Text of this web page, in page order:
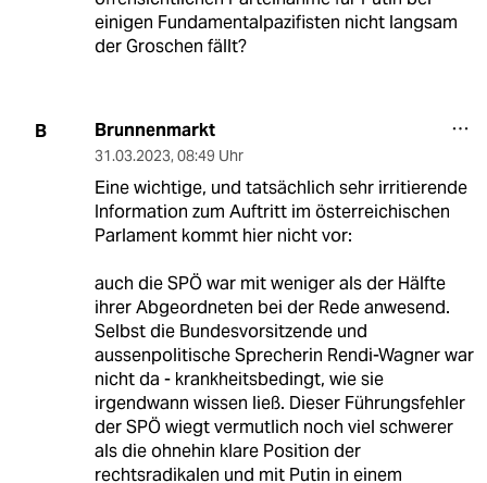
einigen Fundamentalpazifisten nicht langsam
der Groschen fällt?
B Brunnenmarkt
31.03.2023, 08:49 Uhr
Eine wichtige, und tatsächlich sehr irritierende
Information zum Auftritt im österreichischen
Parlament kommt hier nicht vor:
auch die SPÖ war mit weniger als der Hälfte
ihrer Abgeordneten bei der Rede anwesend.
Selbst die Bundesvorsitzende und
aussenpolitische Sprecherin Rendi-Wagner war
nicht da - krankheitsbedingt, wie sie
irgendwann wissen ließ. Dieser Führungsfehler
der SPÖ wiegt vermutlich noch viel schwerer
als die ohnehin klare Position der
rechtsradikalen und mit Putin in einem